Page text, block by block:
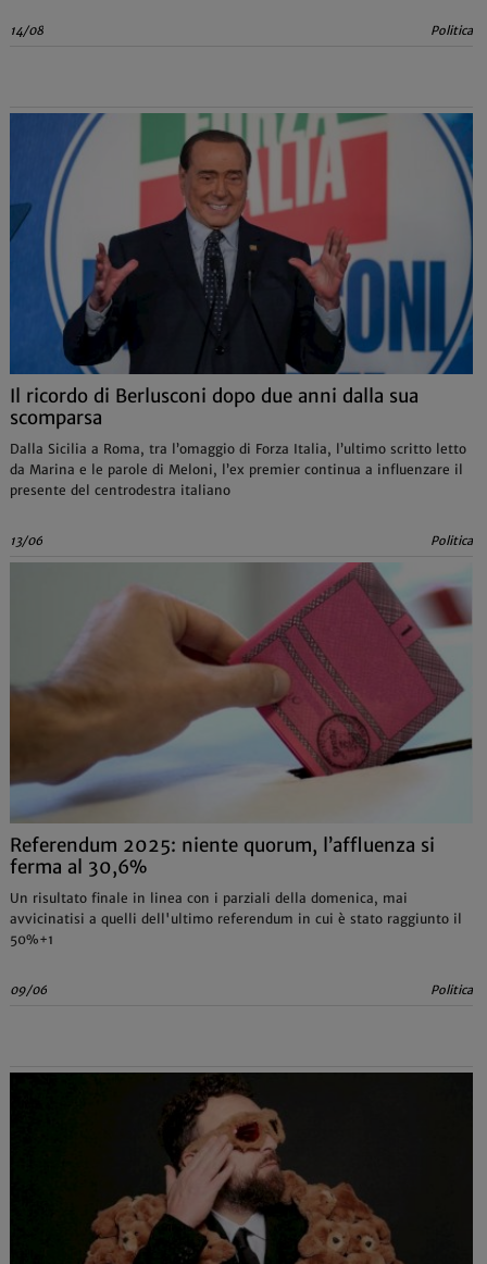
14/08 Politica
Il ricordo di Berlusconi dopo due anni dalla sua
scomparsa
Dalla Sicilia a Roma, tra l’omaggio di Forza Italia, l’ultimo scritto letto
da Marina e le parole di Meloni, l’ex premier continua a influenzare il
presente del centrodestra italiano
13/06 Politica
Referendum 2025: niente quorum, l’affluenza si
ferma al 30,6%
Un risultato finale in linea con i parziali della domenica, mai
avvicinatisi a quelli dell'ultimo referendum in cui è stato raggiunto il
50%+1
09/06 Politica